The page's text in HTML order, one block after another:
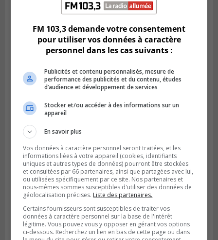
Publié le 19 février 2024 à 09h44
La Rive-Sud infestée par des logements
insalubres
Publié le 12 février 2024 à 10h54
Le timbre poste risque de coûter plus cher
FM 103,3 demande votre consentement
pour utiliser vos données à caractère
personnel dans les cas suivants :
Publicités et contenu personnalisés, mesure de
performance des publicités et du contenu, études
d’audience et développement de services
Stocker et/ou accéder à des informations sur un
appareil
En savoir plus
Vos données à caractère personnel seront traitées, et les
informations liées à votre appareil (cookies, identifiants
uniques et autres types de données) pourront être stockées
et consultées par 66 partenaires, ainsi que partagées avec lui,
ou utilisées spécifiquement par ce site. Nos partenaires et
nous-mêmes sommes susceptibles d'utiliser des données de
géolocalisation précises. Liste des partenaires.
Certains fournisseurs sont susceptibles de traiter vos
données à caractère personnel sur la base de l'intérêt
légitime. Vous pouvez vous y opposer en gérant vos options
ci-dessous. Recherchez un lien en bas de cette page ou dans